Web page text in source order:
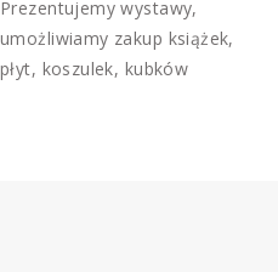
Prezentujemy wystawy,
umożliwiamy zakup książek,
płyt, koszulek, kubków